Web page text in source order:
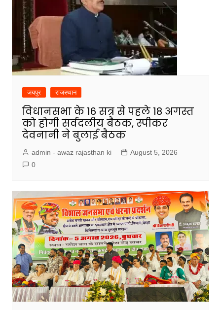
जयपुर राजस्थान
विधानसभा के 16 सत्र से पहले 18 अगस्त
को होगी सर्वदलीय बैठक, स्पीकर
देवनानी ने बुलाई बैठक
admin - awaz rajasthan ki
August 5, 2026
0